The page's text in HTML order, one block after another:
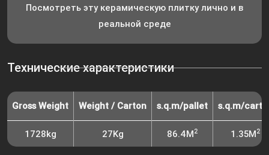
Посмотреть эту керамическую плитку лично и в
реальной среде
Технические характеристики
Gross Weight Weight / Carton s.q.m/pallet s.q.m/
1728kg 27Kg 86.4M2 1.35M2